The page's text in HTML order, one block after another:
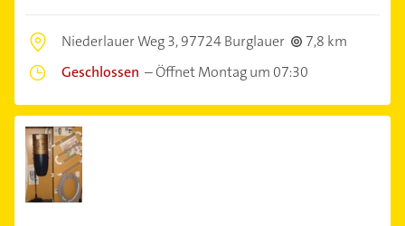
Niederlauer Weg 3,97724 Burglauer
7,8 km
Geschlossen –Öffnet Montag um 07:30